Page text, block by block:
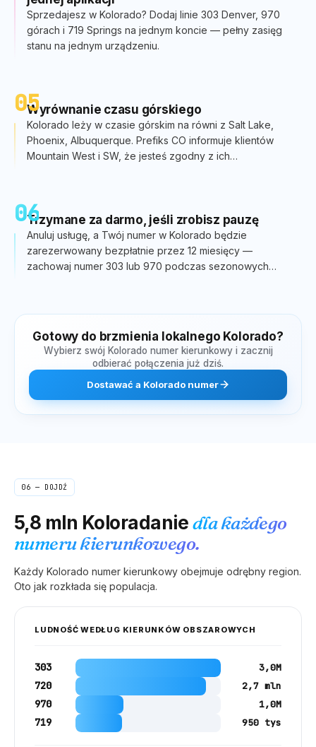
Sprzedajesz w Kolorado? Dodaj linie 303 Denver, 970
górach i 719 Springs na jednym koncie — pełny zasięg
stanu na jednym urządzeniu.
05Wyrównanie czasu górskiego
Kolorado leży w czasie górskim na równi z Salt Lake,
Phoenix, Albuquerque. Prefiks CO informuje klientów
Mountain West i SW, że jesteś zgodny z ich
06Trzymane za darmo, jeśli zrobisz pauzę
Anuluj usługę, a Twój numer w Kolorado będzie
zarezerwowany bezpłatnie przez 12 miesięcy —
zachowaj numer 303 lub 970 podczas sezonowych
Gotowy do brzmienia lokalnego Kolorado?
Wybierz swój Kolorado numer kierunkowy i zacznij
odbierać połączenia już dziś.
Dostawać a Koloradonumer
06 — DOJDŹ
5,8 mln Koloradaniedla każdego
numeru kierunkowego.
Każdy Kolorado numer kierunkowy obejmuje odrębny region.
Oto jak rozkłada się populacja.
LUDNOŚĆ WEDŁUG KIERUNKÓW OBSZAROWYCH
303 3,0M
720 2,7 mln
970 1,0M
719 950 tys